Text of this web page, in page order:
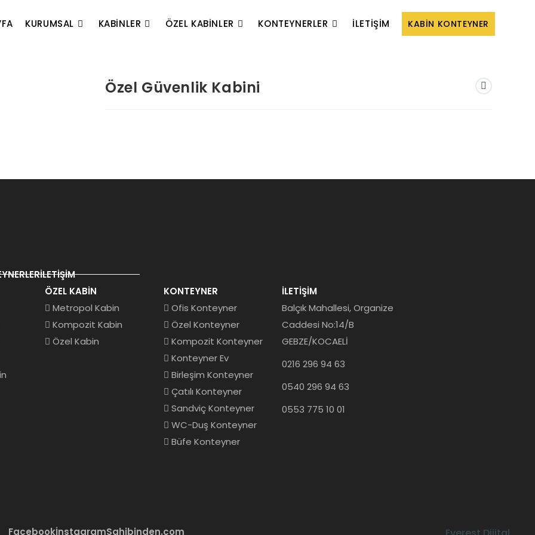
KURUMSAL KABINLER ÖZEL KABINLER KONTEYNERLER İLETIŞIM KABIN KONTEYNER
Özel Güvenlik Kabini
İLETIŞIM
ÖZEL KABIN
Metropol Kabin
Kompozit Kabin
Özel Kabin
KONTEYNER
Ofis Konteyner
Özel Konteyner
Kompozit Konteyner
Konteyner Ev
Birleşim Konteyner
Çatılı Konteyner
Sandviç Konteyner
WC-Duş Konteyner
Büfe Konteyner
İLETIŞIM
Balçık Mahallesi, Organize
Caddesi No:14/B
GEBZE/KOCAELİ
0216 296 94 63
0540 296 94 63
0553 775 10 01
FacebookİnstagramSahibinden.com